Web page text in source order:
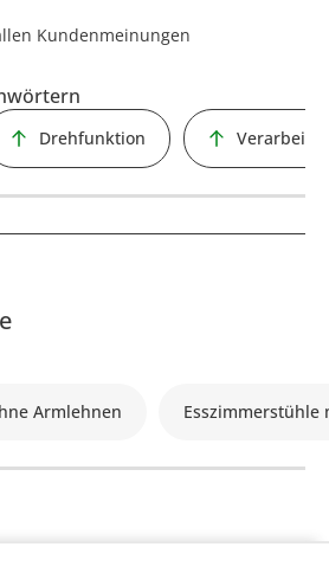
Kundenmeinungen
Drehfunktion
Armlehnen Esszimmerstühle